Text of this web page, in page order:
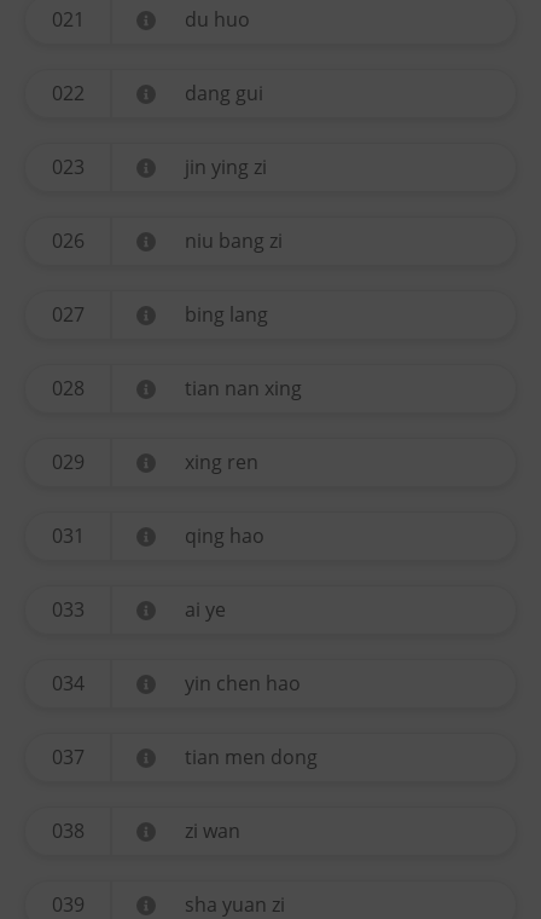
021 du huo
022 dang gui
023 jin ying zi
026 niu bang zi
027 bing lang
028 tian nan xing
029 xing ren
031 qing hao
033 ai ye
034 yin chen hao
037 tian men dong
038 zi wan
039 sha yuan zi